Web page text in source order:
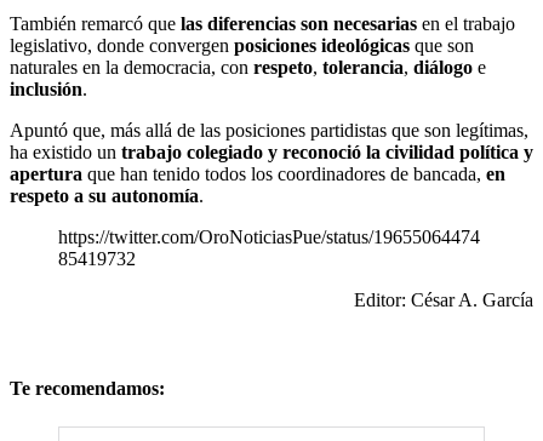
También remarcó que las diferencias son necesarias en el trabajo
legislativo, donde convergen posiciones ideológicas que son
naturales en la democracia, con respeto, tolerancia, diálogo e
inclusión.
Apuntó que, más allá de las posiciones partidistas que son legítimas,
ha existido un trabajo colegiado y reconoció la civilidad política y
apertura que han tenido todos los coordinadores de bancada, en
respeto a su autonomía.
https://twitter.com/OroNoticiasPue/status/19655064474
85419732
Editor: César A. García
Te recomendamos: